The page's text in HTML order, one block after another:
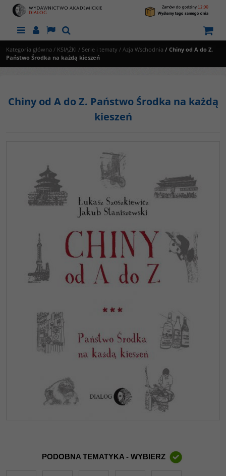
MenuPanelLangSzukaj
Kategoria główna / KSIĄŻKI / Serie i tematy / Azja Wschodnia / Chiny od A do Z.
Państwo Środka na każdą kieszeń
Chiny od A do Z. Państwo Środka na każdą
kieszeń
PODOBNA TEMATYKA - WYBIERZ